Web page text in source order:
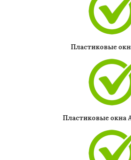
Пластиковые
Пластиковые окна